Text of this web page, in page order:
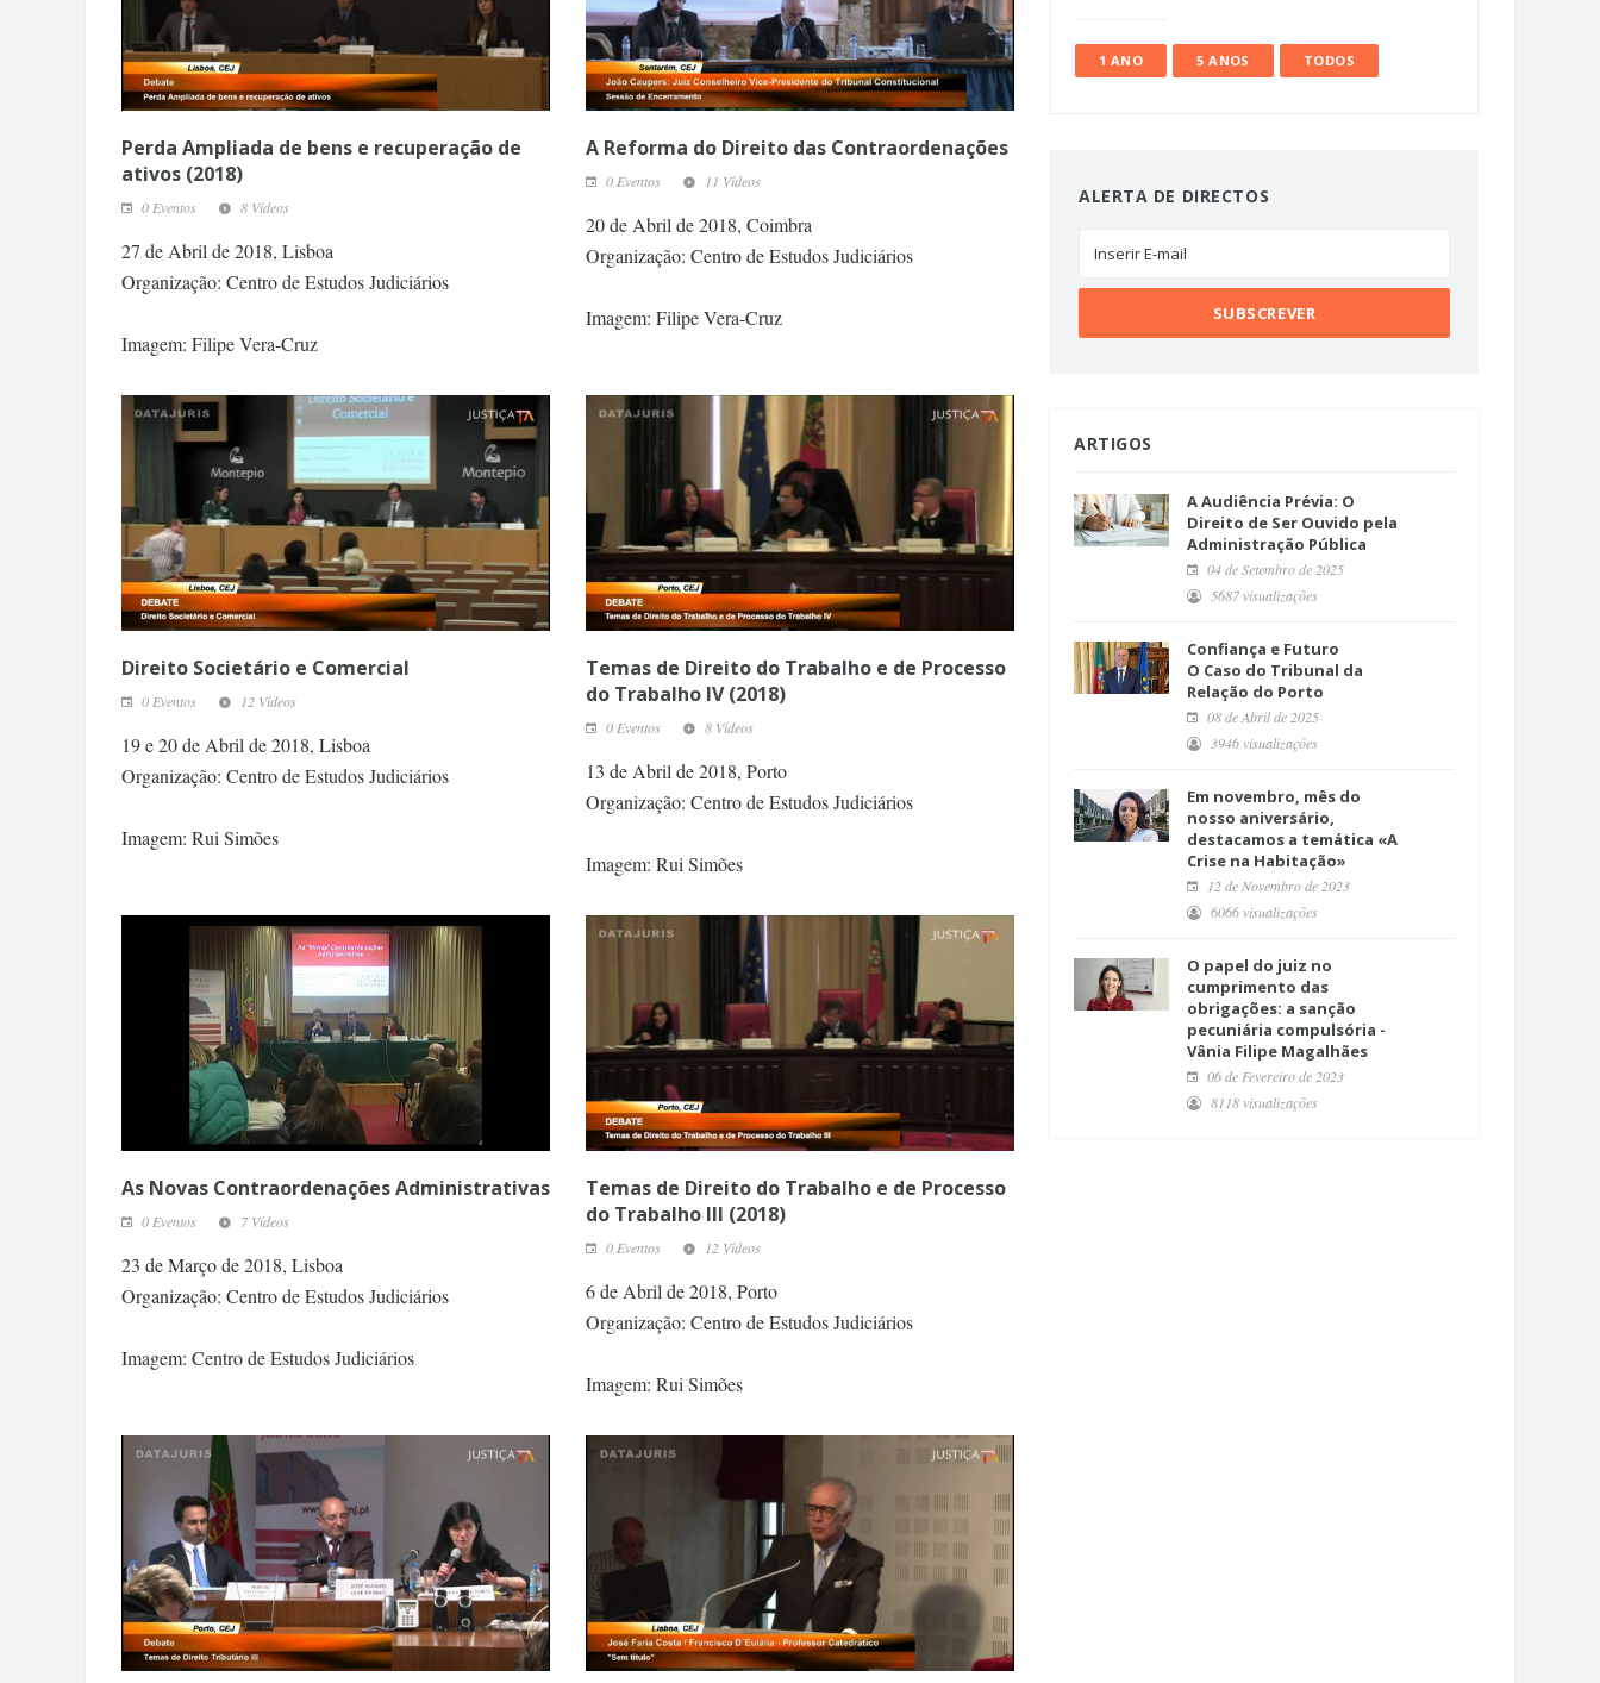
Perda Ampliada de bens e recuperação de
ativos (2018)
0 Eventos 8 Vídeos
27 de Abril de 2018, Lisboa
Organização: Centro de Estudos Judiciários
Imagem: Filipe Vera-Cruz
A Reforma do Direito das Contraordenações
0 Eventos 11 Vídeos
20 de Abril de 2018, Coimbra
Organização: Centro de Estudos Judiciários
Imagem: Filipe Vera-Cruz
Direito Societário e Comercial
0 Eventos 12 Vídeos
19 e 20 de Abril de 2018, Lisboa
Organização: Centro de Estudos Judiciários
Imagem: Rui Simões
Temas de Direito do Trabalho e de Processo
do Trabalho IV (2018)
0 Eventos 8 Vídeos
13 de Abril de 2018, Porto
Organização: Centro de Estudos Judiciários
Imagem: Rui Simões
As Novas Contraordenações Administrativas
0 Eventos 7 Vídeos
23 de Março de 2018, Lisboa
Organização: Centro de Estudos Judiciários
Imagem: Centro de Estudos Judiciários
Temas de Direito do Trabalho e de Processo
do Trabalho III (2018)
0 Eventos 12 Vídeos
6 de Abril de 2018, Porto
Organização: Centro de Estudos Judiciários
Imagem: Rui Simões
1 ANO 5 ANOS TODOS
ALERTA DE DIRECTOS
ARTIGOS
A Audiência Prévia: O
Direito de Ser Ouvido pela
Administração Pública
04 de Setembro de 2025
5687 visualizações
Confiança e Futuro
O Caso do Tribunal da
Relação do Porto
08 de Abril de 2025
3946 visualizações
Em novembro, mês do
nosso aniversário,
destacamos a temática «A
Crise na Habitação»
12 de Novembro de 2023
6066 visualizações
O papel do juiz no
cumprimento das
obrigações: a sanção
pecuniária compulsória -
Vânia Filipe Magalhães
06 de Fevereiro de 2023
8118 visualizações